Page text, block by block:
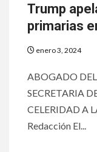
Trump
primarias
enero 3, 2024
ABOGADO
SECRETARIA
CELERIDAD A
Redacción El...